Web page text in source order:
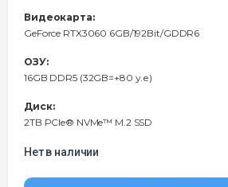
Видеокарта:
GeForce RTX3060 6GB/192Bit/GDDR6
ОЗУ:
16GB DDR5 (32GB=+80 у.е)
Диск:
2TB PCIe® NVMe™ M.2 SSD
Нет в наличии